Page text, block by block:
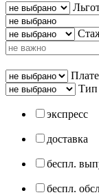
Тип
экспресс
доставка
беспл.
беспл.